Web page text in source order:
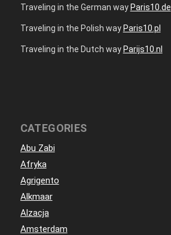
Traveling in the German way Paris10.de
Traveling in the Polish way Paris10.pl
Traveling in the Dutch wayParijs10.nl
CATEGORIES
Abu Zabi
Afryka
Agrigento
Alkmaar
Alzacja
Amsterdam